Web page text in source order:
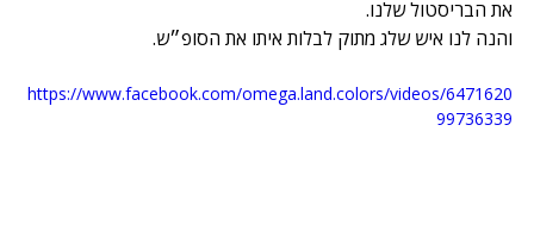
את הבריסטול שלנו.
והנה לנו איש שלג מתוק לבלות איתו את הסופ״ש.
https://www.facebook.com/omega.land.colors/videos/6471620
99736339